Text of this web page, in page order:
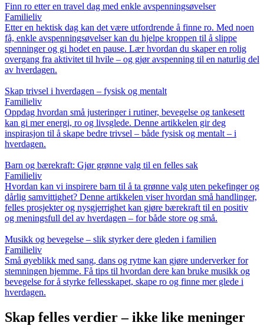
Finn ro etter en travel dag med enkle avspenningsøvelser
Familieliv
Etter en hektisk dag kan det være utfordrende å finne ro. Med noen
få, enkle avspenningsøvelser kan du hjelpe kroppen til å slippe
spenninger og gi hodet en pause. Lær hvordan du skaper en rolig
overgang fra aktivitet til hvile – og gjør avspenning til en naturlig del
av hverdagen.
Skap trivsel i hverdagen – fysisk og mentalt
Familieliv
Oppdag hvordan små justeringer i rutiner, bevegelse og tankesett
kan gi mer energi, ro og livsglede. Denne artikkelen gir deg
inspirasjon til å skape bedre trivsel – både fysisk og mentalt – i
hverdagen.
Barn og bærekraft: Gjør grønne valg til en felles sak
Familieliv
Hvordan kan vi inspirere barn til å ta grønne valg uten pekefinger og
dårlig samvittighet? Denne artikkelen viser hvordan små handlinger,
felles prosjekter og nysgjerrighet kan gjøre bærekraft til en positiv
og meningsfull del av hverdagen – for både store og små.
Musikk og bevegelse – slik styrker dere gleden i familien
Familieliv
Små øyeblikk med sang, dans og rytme kan gjøre underverker for
stemningen hjemme. Få tips til hvordan dere kan bruke musikk og
bevegelse for å styrke fellesskapet, skape ro og finne mer glede i
hverdagen.
Skap felles verdier – ikke like meninger